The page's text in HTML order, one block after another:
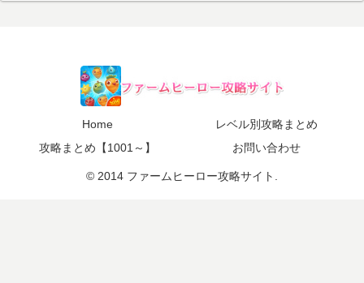
Home
レベル別攻略まとめ
攻略まとめ【1001～】
お問い合わせ
© 2014 ファームヒーロー攻略サイト.